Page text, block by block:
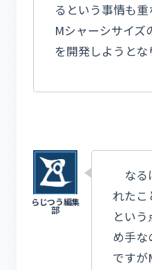
るという事情も
Mシャーシサイズ
を開発しようとな
なる
れたこ
とい
め手な
ですが